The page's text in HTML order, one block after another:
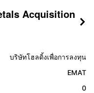
Acquisition

บริษัทโฮลดิ้งเพื่อการลงทุน
EMAT
0